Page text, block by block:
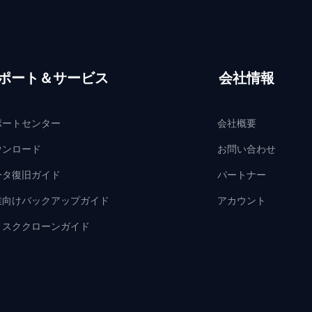
ート＆サービス
トセンター
ンロード
復旧ガイド
けバックアップガイド
ククローンガイド
会社情報
会社概要
お問い合わせ
パートナー
アカウント